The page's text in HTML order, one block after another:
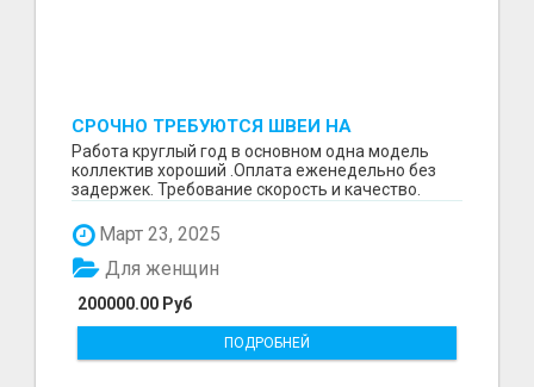
СРОЧНО ТРЕБУЮТСЯ ШВЕИ НА
ПРОИЗВОДСТВО
Работа круглый год в основном одна модель
коллектив хороший .Оплата еженедельно без
задержек. Требование скорость и качество.
Март 23, 2025
200000.00 Руб
Для женщин
ПОДРОБНЕЙ